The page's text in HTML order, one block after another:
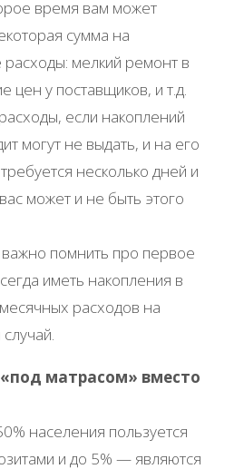
время вам может
сумма на
мелкий ремонт в
цен у поставщиков, и т.д.
если накоплений
могут не выдать, и на его
несколько дней и
может и не быть этого
помнить про первое
иметь накопления в
расходов на
матрасом» вместо
населения пользуется
и до 5% — являются